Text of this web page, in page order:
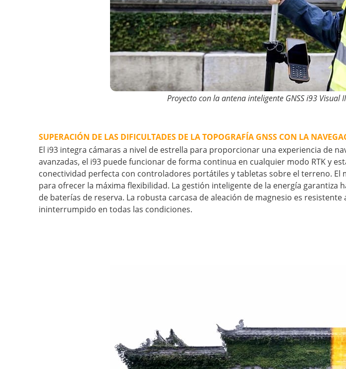
Proyecto con la antena inteligente GNSS i93 Visual
SUPERACIÓN DE LAS DIFICULTADES DE LA TOPOGRAFÍA GNSS CON LA
El i93 integra cámaras a nivel de estrella para proporcionar una experiencia de
avanzadas, el i93 puede funcionar de forma continua en cualquier modo RTK y
conectividad perfecta con controladores portátiles y tabletas sobre el terreno. El
para ofrecer la máxima flexibilidad. La gestión inteligente de la energía garantiza
de baterías de reserva. La robusta carcasa de aleación de magnesio es
ininterrumpido en todas las condiciones.